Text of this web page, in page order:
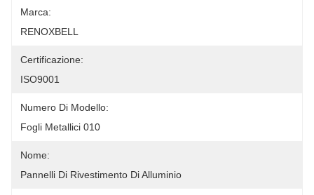
Marca:
RENOXBELL
Certificazione:
ISO9001
Numero Di Modello:
Fogli Metallici 010
Nome:
Pannelli Di Rivestimento Di Alluminio